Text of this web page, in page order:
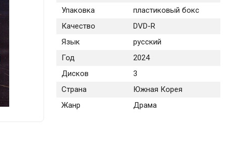
Упаковка
пластиковый бокс
Качество
DVD-R
Язык
русский
Год
2024
Дисков
3
Страна
Южная Корея
Жанр
Драма